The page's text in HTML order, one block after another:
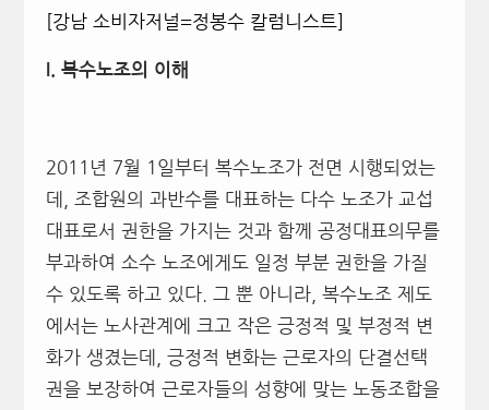
[강남 소비자저널=정봉수 칼럼니스트]
I. 복수노조의 이해
2011년 7월 1일부터 복수노조가 전면 시행되었는
데, 조합원의 과반수를 대표하는 다수 노조가 교섭
대표로서 권한을 가지는 것과 함께 공정대표의무를
부과하여 소수 노조에게도 일정 부분 권한을 가질
수 있도록 하고 있다. 그 뿐 아니라, 복수노조 제도
에서는 노사관계에 크고 작은 긍정적 및 부정적 변
화가 생겼는데, 긍정적 변화는 근로자의 단결선택
권을 보장하여 근로자들의 성향에 맞는 노동조합을